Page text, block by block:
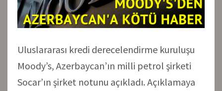
Uluslararası kredi derecelendirme kuruluşu
Moody’s, Azerbaycan’ın milli petrol şirketi
Socar’ın şirket notunu açıkladı. Açıklamaya